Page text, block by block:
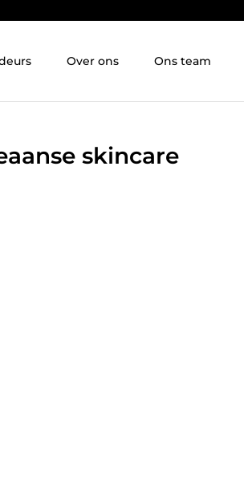
Over ons Ons team
skincare